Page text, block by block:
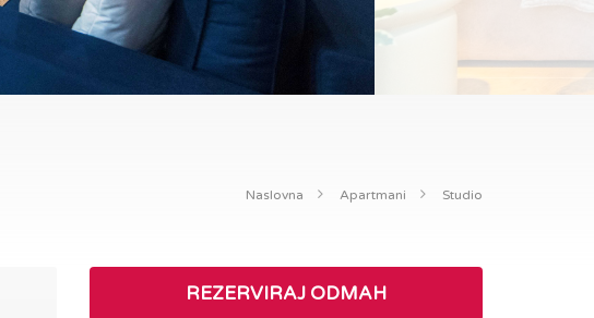
Naslovna Apartmani Studio
REZERVIRAJ ODMAH